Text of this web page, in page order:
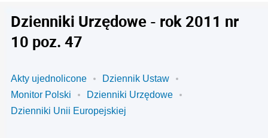
Dzienniki Urzędowe - rok 2011 nr
10 poz. 47
Akty ujednolicone
Dziennik Ustaw
Monitor Polski
Dzienniki Urzędowe
Dzienniki Unii Europejskiej